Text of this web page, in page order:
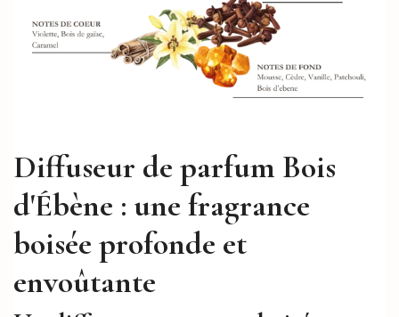
Diffuseur de parfum Bois
d'Ébène : une fragrance
boisée profonde et
envoûtante